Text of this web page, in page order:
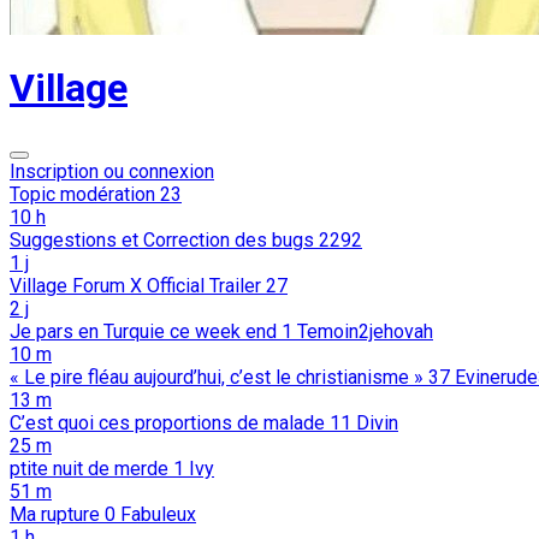
Village
Inscription ou connexion
Topic modération 23
10 h
Suggestions et Correction des bugs 2292
1 j
Village Forum X Official Trailer 27
2 j
Je pars en Turquie ce week end 1 Temoin2jehovah
10 m
« Le pire fléau aujourd’hui, c’est le christianisme » 37
13 m
C’est quoi ces proportions de malade 11 Divin
25 m
ptite nuit de merde 1 Ivy
51 m
Ma rupture 0 Fabuleux